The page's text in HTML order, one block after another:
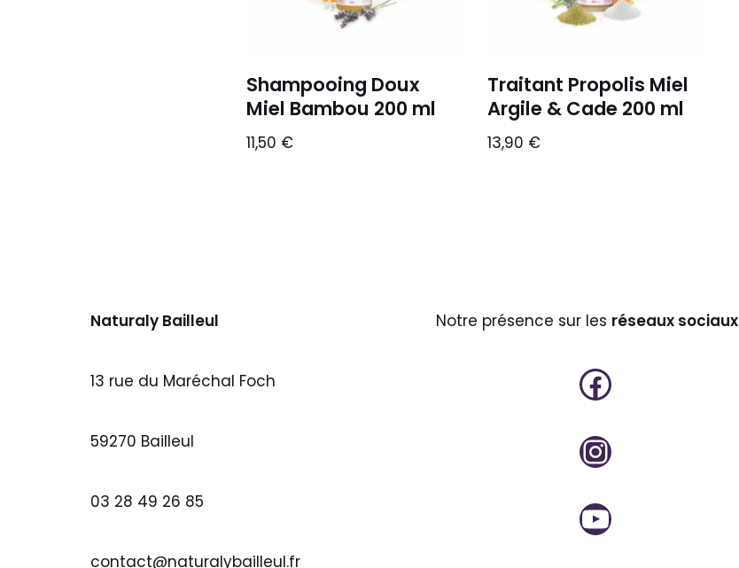
Shampooing Doux
Miel Bambou 200 ml
11,50 €
Traitant Propolis Miel
Argile & Cade 200 ml
13,90 €
Naturaly Bailleul
13 rue du Maréchal Foch
59270 Bailleul
03 28 49 26 85
contact@naturalybailleul.fr
Notre présence sur les réseaux sociaux